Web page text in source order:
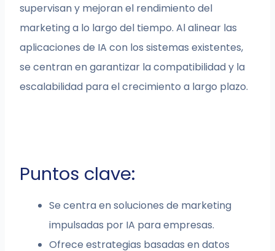
supervisan y mejoran el rendimiento del
marketing a lo largo del tiempo. Al alinear las
aplicaciones de IA con los sistemas existentes,
se centran en garantizar la compatibilidad y la
escalabilidad para el crecimiento a largo plazo.
Puntos clave:
Se centra en soluciones de marketing
impulsadas por IA para empresas.
Ofrece estrategias basadas en datos